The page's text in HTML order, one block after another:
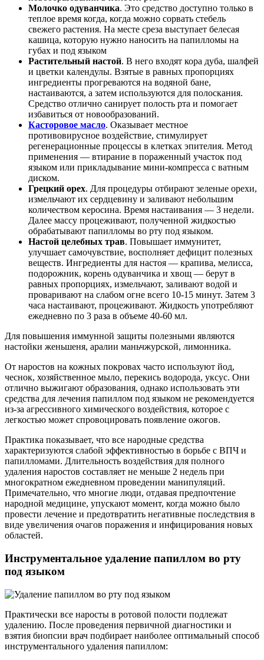
Молочко одуванчика. Это средство доступно только в
теплое время когда, когда можно сорвать стебель
свежего растения. На месте среза выступает белесая
кашица, которую нужно наносить на папилломы на
губах и под языком
Растительный настой. В него входят кора дуба, шалфей
и цветки календулы. Взятые в равных пропорциях
ингредиенты прогреваются на водяной бане,
настаиваются, а затем используются для полоскания.
Средство отлично санирует полость рта и помогает
избавиться от новообразований.
Касторовое масло. Оказывает местное
противовирусное воздействие, стимулирует
регенерационные процессы в клетках эпителия. Метод
применения — втирание в пораженный участок под
языком или прикладывание мини-компресса с ватным
диском.
Грецкий орех. Для процедуры отбирают зеленые орехи,
измельчают их сердцевину и заливают небольшим
количеством керосина. Время настаивания — 3 недели.
Далее массу процеживают, полученной жидкостью
обрабатывают папилломы во рту под языком.
Настой целебных трав. Повышает иммунитет,
улучшает самочувствие, восполняет дефицит полезных
веществ. Ингредиенты для настоя — крапива, мелисса,
подорожник, корень одуванчика и хвощ — берут в
равных пропорциях, измельчают, заливают водой и
проваривают на слабом огне всего 10-15 минут. Затем 3
часа настаивают, процеживают. Жидкость употребляют
ежедневно по 3 раза в объеме 40-60 мл.
Для повышения иммунной защиты полезными являются
настойки женьшеня, аралии маньчжурской, лимонника.
От наростов на кожных покровах часто используют йод,
чеснок, хозяйственное мыло, перекись водорода, уксус. Они
отлично выжигают образования, однако использовать эти
средства для лечения папиллом под языком не рекомендуется
из-за агрессивного химического воздействия, которое с
легкостью может спровоцировать появление ожогов.
Практика показывает, что все народные средства
характеризуются слабой эффективностью в борьбе с ВПЧ и
папилломами. Длительность воздействия для полного
удаления наростов составляет не меньше 2 недель при
многократном ежедневном проведении манипуляций.
Примечательно, что многие люди, отдавая предпочтение
народной медицине, упускают момент, когда можно было
провести лечение и предотвратить негативные последствия в
виде увеличения очагов поражения и инфицирования новых
областей.
Инструментальное удаление папиллом во рту
под языком
Практически все наросты в ротовой полости подлежат
удалению. После проведения первичной диагностики и
взятия биопсии врач подбирает наиболее оптимальный способ
инструментального удаления папиллом: